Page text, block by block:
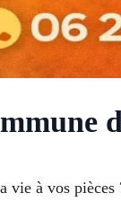
vie à vos